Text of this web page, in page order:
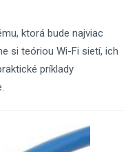
ktorá bude najviac
si teóriou Wi-Fi sietí, ich
príklady